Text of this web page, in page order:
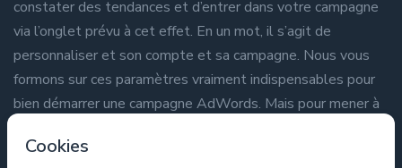
Cookies
constater des tendances et d’entrer dans votre campagne
via l’onglet prévu à cet effet. En un mot, il s’agit de
personnaliser et son compte et sa campagne. Nous vous
formons sur ces paramètres vraiment indispensables pour
bien démarrer une campagne AdWords. Mais pour mener à
définitions qui sont la base d’une bonne compréhension de